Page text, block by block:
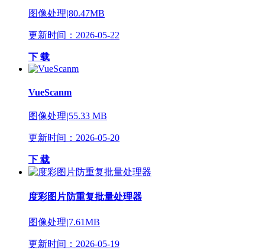
图像处理|80.47MB
更新时间：2026-05-22
下 载
VueScanm
图像处理|55.33 MB
更新时间：2026-05-20
下 载
度彩图片防重复批量处理器
图像处理|7.61MB
更新时间：2026-05-19